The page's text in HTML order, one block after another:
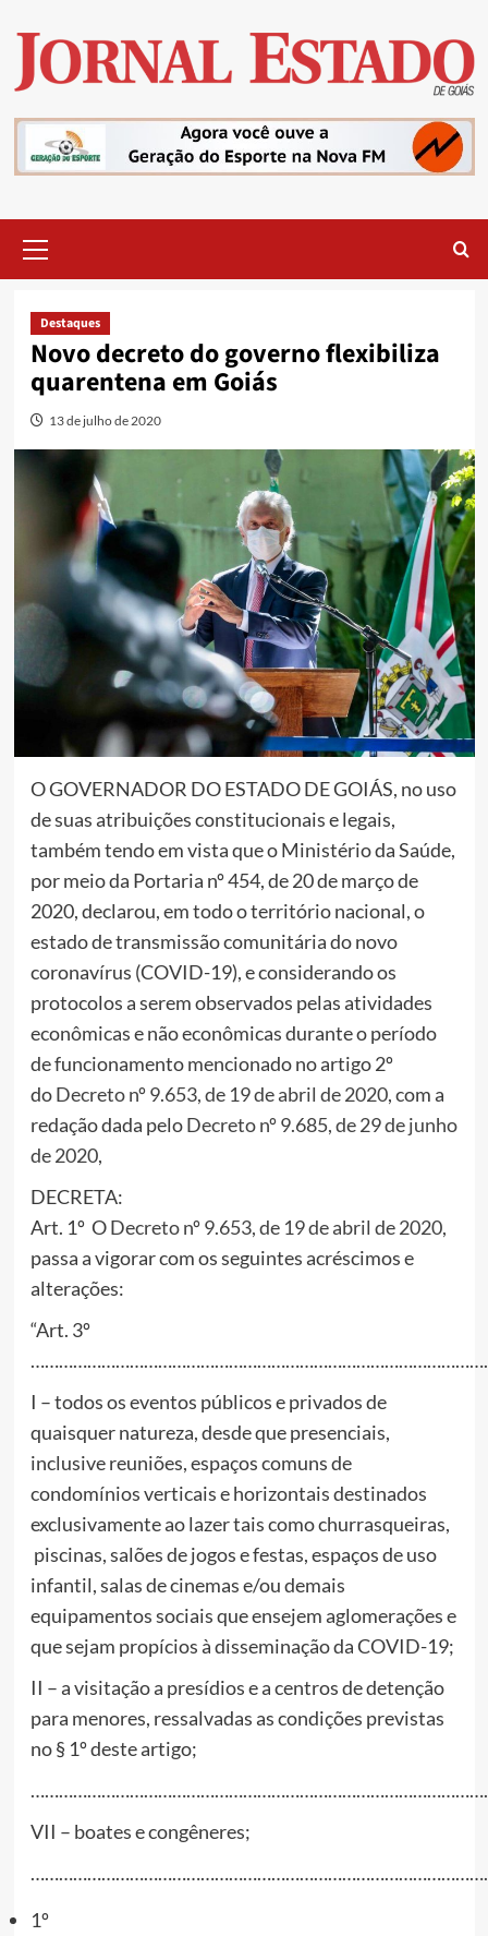
content
Menu
Destaques
Novo decreto do governo flexibiliza
quarentena em Goiás
13 de julho de 2020
O GOVERNADOR DO ESTADO DE GOIÁS, no uso
de suas atribuições constitucionais e legais,
também tendo em vista que o Ministério da Saúde,
por meio da Portaria nº 454, de 20 de março de
2020, declarou, em todo o território nacional, o
estado de transmissão comunitária do novo
coronavírus (COVID-19), e considerando os
protocolos a serem observados pelas atividades
econômicas e não econômicas durante o período
de funcionamento mencionado no artigo 2º
doDecreto nº 9.653, de 19 de abril de 2020, com a
redação dada peloDecreto nº 9.685, de 29 de junho
de 2020,
DECRETA:
Art. 1º ODecreto nº 9.653, de 19 de abril de 2020,
passa a vigorar com os seguintes acréscimos e
alterações:
“Art. 3º
I – todos os eventos públicos e privados de
quaisquer natureza, desde que presenciais,
inclusive reuniões, espaços comuns de
condomínios verticais e horizontais destinados
exclusivamente ao lazer tais como churrasqueiras,
piscinas, salões de jogos e festas, espaços de uso
infantil, salas de cinemas e/ou demais
equipamentos sociais que ensejem aglomerações e
que sejam propícios à disseminação da COVID-19;
II – a visitação a presídios e a centros de detenção
para menores, ressalvadas as condições previstas
no § 1º deste artigo;
VII – boates e congêneres;
1º